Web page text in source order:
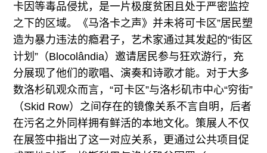
卡因等毒品侵扰，是一片极度贫困且处于严密监控
之下的区域。《马洛卡之声》并未将可卡区”居民塑
造为暴力违法的瘾君子，艺术家通过其发起的“街区
计划”（Blocolândia）邀请居民参与狂欢游行，充
分展现了他们的歌唱、演奏和诗歌才能。对于大多
数洛杉矶观众而言，“可卡区”与洛杉矶市中心“穷街”
（Skid Row）之间存在的镜像关系不言自明，后者
在污名之外同样拥有鲜活的本地文化。策展人不仅
在展签中指出了这一对应关系，更通过公共项目促